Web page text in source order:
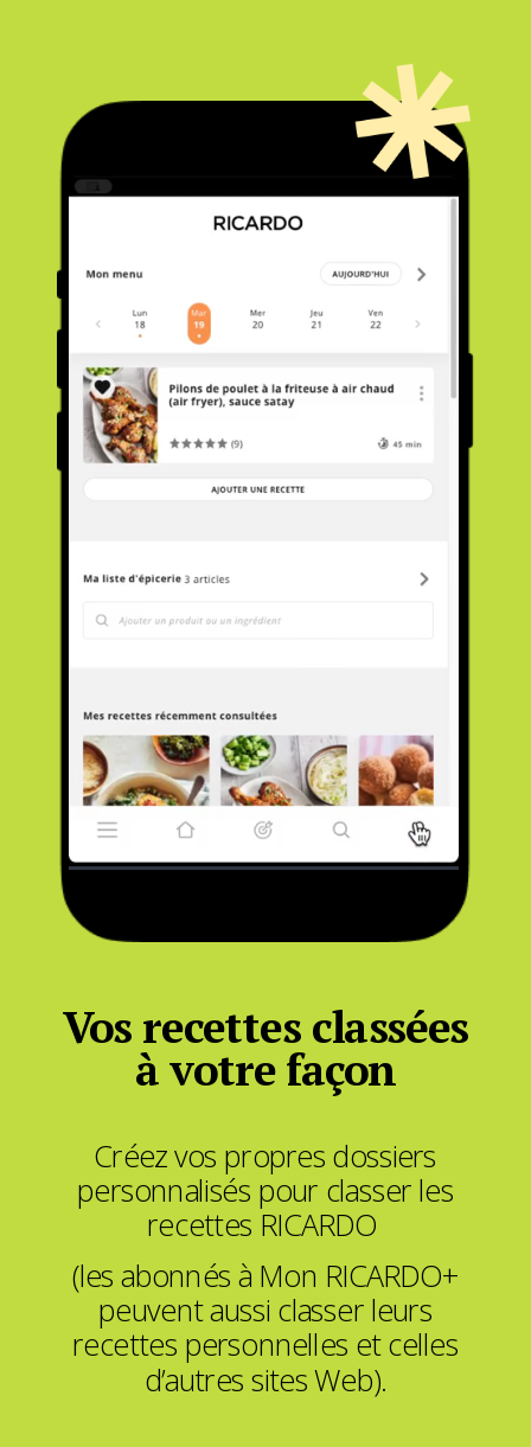
Vos recettes classées
à votre façon
Créez vos propres dossiers
personnalisés pour classer les
recettes RICARDO
(les abonnés à Mon RICARDO+
peuvent aussi classer leurs
recettes personnelles et celles
d’autres sites Web).